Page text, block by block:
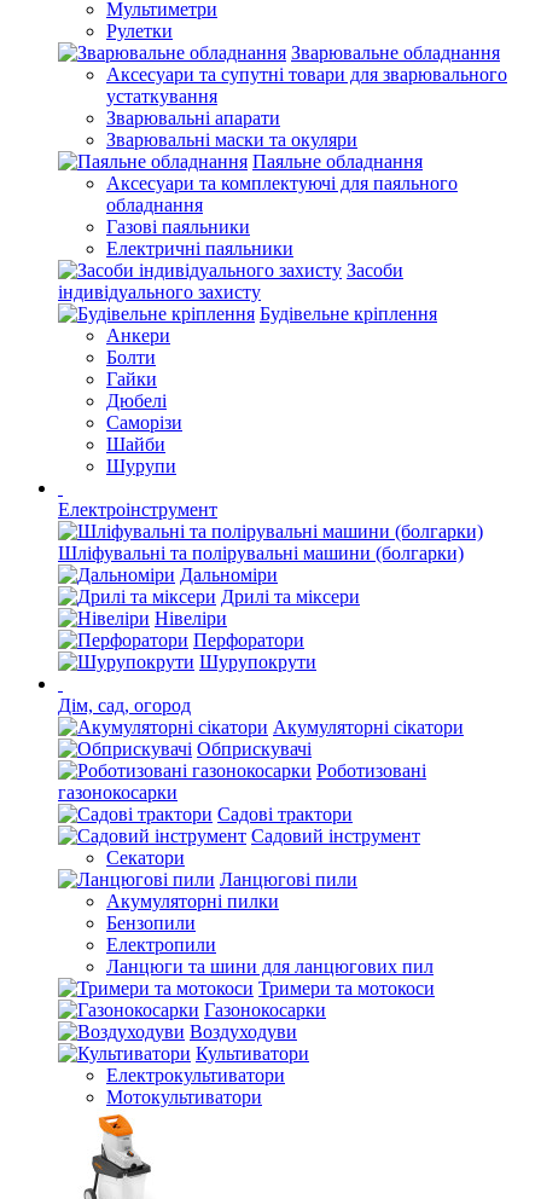
Мультиметри
Рулетки
Зварювальне обладнання
Аксесуари та супутні товари для зварювального
устаткування
Зварювальні апарати
Зварювальні маски та окуляри
Паяльне обладнання
Аксесуари та комплектуючі для паяльного
обладнання
Газові паяльники
Електричні паяльники
Засоби
індивідуального захисту
Будівельне кріплення
Анкери
Болти
Гайки
Дюбелі
Саморізи
Шайби
Шурупи
Електроінструмент
Шліфувальні та полірувальні машини (болгарки)
Дальноміри
Дрилі та міксери
Нівеліри
Перфоратори
Шурупокрути
Дім, сад, огород
Акумуляторні сікатори
Обприскувачі
Роботизовані
газонокосарки
Садові трактори
Садовий інструмент
Секатори
Ланцюгові пили
Акумуляторні пилки
Бензопили
Електропили
Ланцюги та шини для ланцюгових пил
Тримери та мотокоси
Газонокосарки
Воздуходуви
Культиватори
Електрокультиватори
Мотокультиватори